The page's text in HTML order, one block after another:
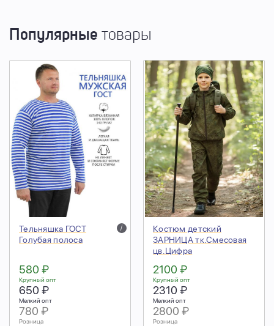
Популярные товары
Тельняшка ГОСТ
Голубая полоса
i
580 ₽
Крупный опт
650 ₽
Мелкий опт
780 ₽
Розница
Костюм детский
ЗАРНИЦА тк.Смесовая
цв.Цифра
2100 ₽
Крупный опт
2310 ₽
Мелкий опт
2800 ₽
Розница